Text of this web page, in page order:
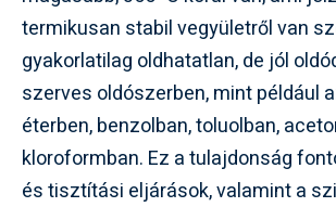
termikusan stabil vegyületről van
gyakorlatilag oldhatatlan, de jól
szerves oldószerben, mint például
éterben, benzolban, toluolban,
kloroformban. Ez a tulajdonság
és tisztítási eljárások, valamint a